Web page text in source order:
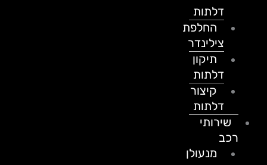
דלתות
החלפת
צילינדר
תיקון
דלתות
קיצור
דלתות
שירותי
מנעולן